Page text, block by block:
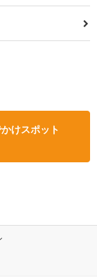
けスポット